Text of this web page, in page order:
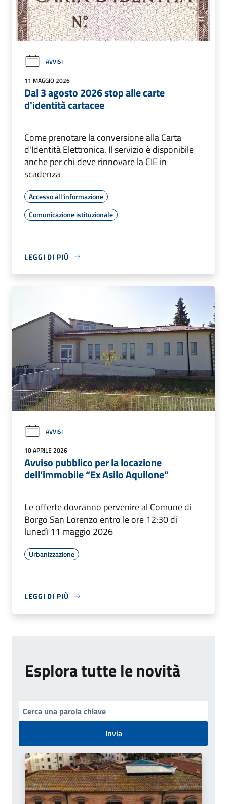
AVVISI
11 MAGGIO 2026
Dal 3 agosto 2026 stop alle carte
d'identità cartacee
Come prenotare la conversione alla Carta
d'Identità Elettronica. Il servizio è disponibile
anche per chi deve rinnovare la CIE in
scadenza
Accesso all'informazione
Comunicazione istituzionale
LEGGI DI PIÙ
AVVISI
10 APRILE 2026
Avviso pubblico per la locazione
dell’immobile “Ex Asilo Aquilone”
Le offerte dovranno pervenire al Comune di
Borgo San Lorenzo entro le ore 12:30 di
lunedì 11 maggio 2026
Urbanizzazione
LEGGI DI PIÙ
Esplora tutte le novità
Invia